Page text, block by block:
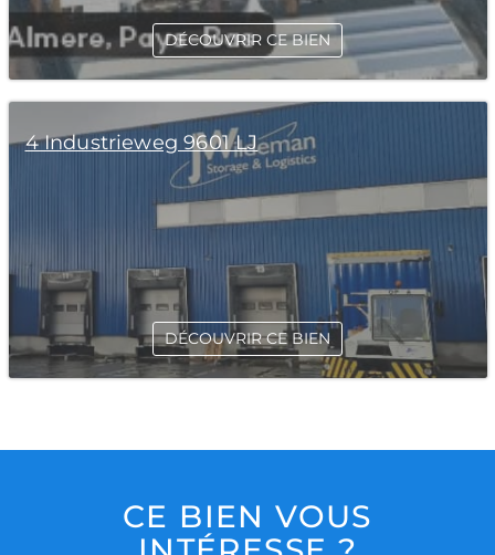
DÉCOUVRIR CE BIEN
4 Industrieweg 9601 LJ
DÉCOUVRIR CE BIEN
CE BIEN VOUS